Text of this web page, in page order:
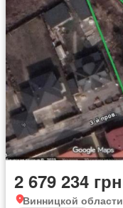
2 679 234 грн
Винницкой области